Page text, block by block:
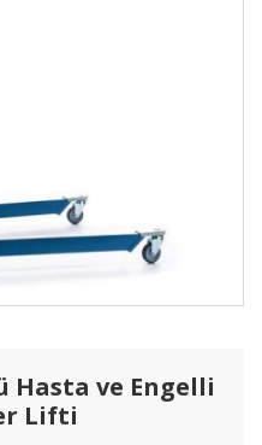
Hasta ve Engelli
Lifti